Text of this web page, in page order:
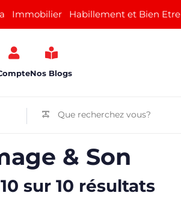
Immobilier Habillement et Bien Etre
Nos Blogs
& Son
sur 10 résultats